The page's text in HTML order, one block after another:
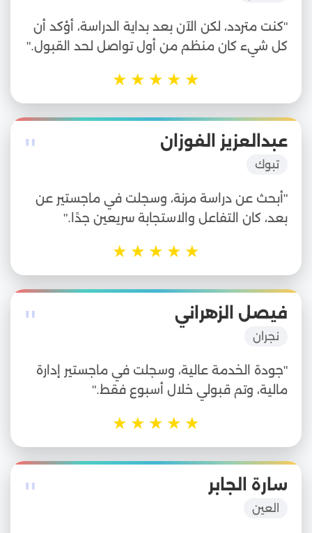
"كنت متردد، لكن الآن بعد بداية الدراسة، أؤكد أن
كل شيء كان منظم من أول تواصل لحد القبول."
★
★
★
★
★
" عبدالعزيز الفوزان
تبوك
"أبحث عن دراسة مرنة، وسجلت في ماجستير عن
بعد، كان التفاعل والاستجابة سريعين جدًا."
★
★
★
★
★
" فيصل الزهراني
نجران
"جودة الخدمة عالية، وسجلت في ماجستير إدارة
مالية، وتم قبولي خلال أسبوع فقط."
★
★
★
★
★
" سارة الجابر
العين